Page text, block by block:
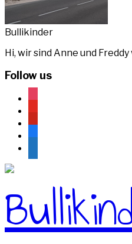
Bullikinder
Hi, wir sind Anne und
Follow us
instagram
pinterest
facebook